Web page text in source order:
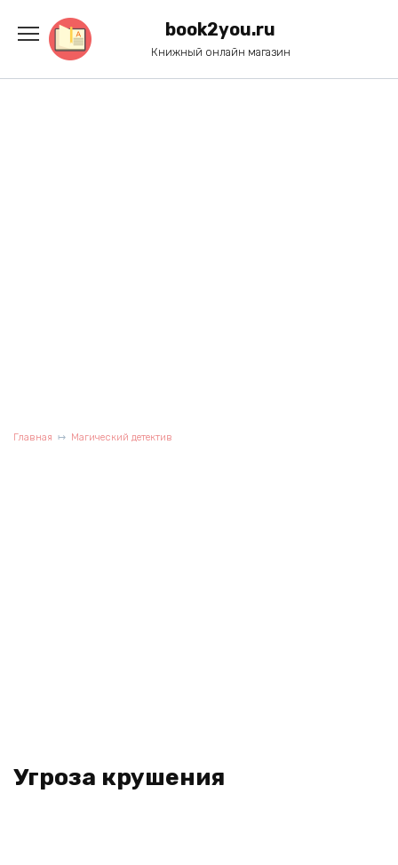
содержанию
book2you.ru
Книжный онлайн магазин
Главная Магический детектив
Угроза крушения